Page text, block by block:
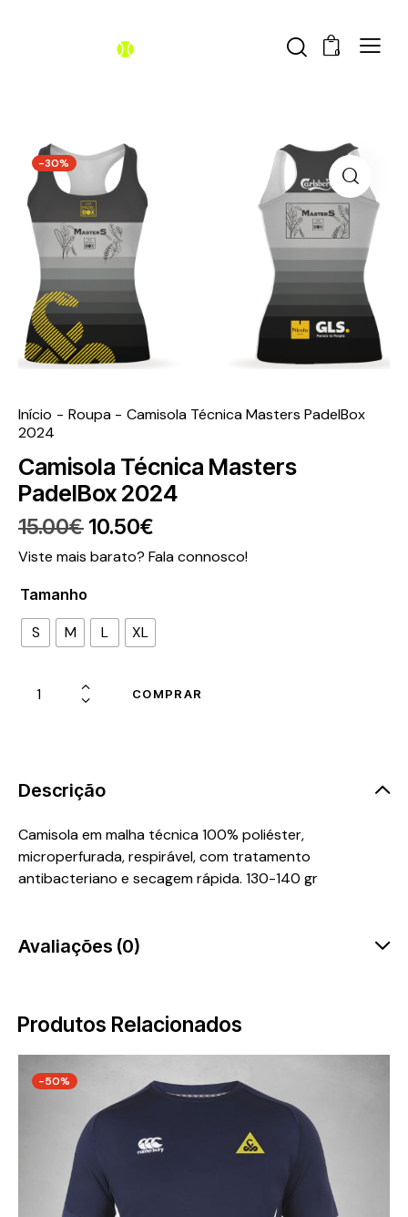
0
-30%
Início Roupa
Camisola Técnica Masters PadelBox
2024
Camisola Técnica Masters
PadelBox 2024
15.00€ 10.50€
Viste mais barato? Fala connosco!
Tamanho
S M L XL
COMPRAR
Descrição
Camisola em malha técnica 100% poliéster,
microperfurada, respirável, com tratamento
antibacteriano e secagem rápida. 130-140 gr
Avaliações (0)
Produtos Relacionados
-50%